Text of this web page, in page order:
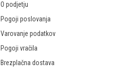
O podjetju
Pogoji poslovanja
Varovanje podatkov
Pogoji vračila
Brezplačna dostava